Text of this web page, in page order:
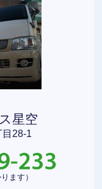
星空
28-1
ます）